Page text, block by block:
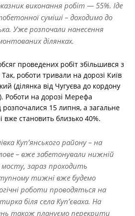
виконання робіт — 55%. Іде
суміші – доходимо до
Уже розпочали нанесення
ділянках.
проведених робіт збільшився з
роботи тривали на дорозі Київ
(ділянка від Чугуєва до кордону
Роботи на дорозі Мерефа
15 липня, а загальне
вже становить близько 40%.
Куп’янського району – на
– вже забетонували нижній
мосту, зараз проходить
тижні вже будемо
роботи проводяться на
біля села Куп’єваха. На
також плануємо перекрити